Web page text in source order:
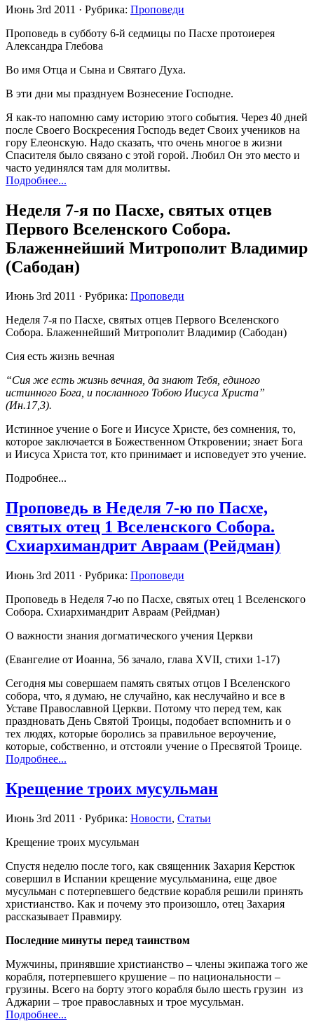
Июнь 3rd 2011 · Рубрика: Проповеди
Проповедь в субботу 6-й седмицы по Пасхе протоиерея
Александра Глебова
Во имя Отца и Сына и Святаго Духа.
В эти дни мы празднуем Вознесение Господне.
Я как-то напомню саму историю этого события. Через 40 дней
после Своего Воскресения Господь ведет Своих учеников на
гору Елеонскую. Надо сказать, что очень многое в жизни
Спасителя было связано с этой горой. Любил Он это место и
часто уединялся там для молитвы.
Подробнее...
Неделя 7-я по Пасхе, святых отцев
Первого Вселенского Собора.
Блаженнейший Митрополит Владимир
(Сабодан)
Июнь 3rd 2011 · Рубрика: Проповеди
Неделя 7-я по Пасхе, святых отцев Первого Вселенского
Собора. Блаженнейший Митрополит Владимир (Сабодан)
Сия есть жизнь вечная
“Сия же есть жизнь вечная, да знают Тебя, единого
истинного Бога, и посланного Тобою Иисуса Христа”
(Ин.17,3).
Истинное учение о Боге и Иисусе Христе, без сомнения, то,
которое заключается в Божественном Откровении; знает Бога
и Иисуса Христа тот, кто принимает и исповедует это учение.
Подробнее...
Проповедь в Неделя 7-ю по Пасхе,
святых отец 1 Вселенского Собора.
Схиархимандрит Авраам (Рейдман)
Июнь 3rd 2011 · Рубрика: Проповеди
Проповедь в Неделя 7-ю по Пасхе, святых отец 1 Вселенского
Собора. Схиархимандрит Авраам (Рейдман)
О важности знания догматического учения Церкви
(Евангелие от Иоанна, 56 зачало, глава XVII, стихи 1-17)
Сегодня мы совершаем память святых отцов I Вселенского
собора, что, я думаю, не случайно, как неслучайно и все в
Уставе Православной Церкви. Потому что перед тем, как
праздновать День Святой Троицы, подобает вспомнить и о
тех людях, которые боролись за правильное вероучение,
которые, собственно, и отстояли учение о Пресвятой Троице.
Подробнее...
Крещение троих мусульман
Июнь 3rd 2011 · Рубрика: Новости, Статьи
Крещение троих мусульман
Спустя неделю после того, как священник Захария Керстюк
совершил в Испании крещение мусульманина, еще двое
мусульман с потерпевшего бедствие корабля решили принять
христианство. Как и почему это произошло, отец Захария
рассказывает Правмиру.
Последние минуты перед таинством
Мужчины, принявшие христианство – члены экипажа того же
корабля, потерпевшего крушение – по национальности –
грузины. Всего на борту этого корабля было шесть грузин из
Аджарии – трое православных и трое мусульман.
Подробнее...